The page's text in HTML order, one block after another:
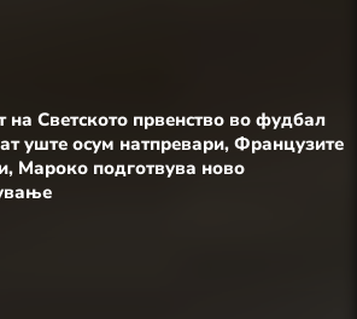
на Светското првенство во фудбал
уште осум натпревари, Французите
Мароко подготвува ново